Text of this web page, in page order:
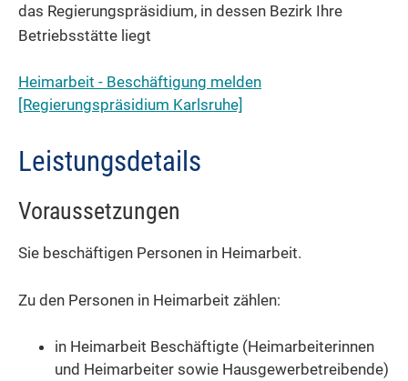
das Regierungspräsidium, in dessen Bezirk Ihre
Betriebsstätte liegt
Heimarbeit - Beschäftigung melden
[Regierungspräsidium Karlsruhe]
Leistungsdetails
Voraussetzungen
Sie beschäftigen Personen in Heimarbeit.
Zu den Personen in Heimarbeit zählen:
in Heimarbeit Beschäftigte (Heimarbeiterinnen
und Heimarbeiter sowie Hausgewerbetreibende)